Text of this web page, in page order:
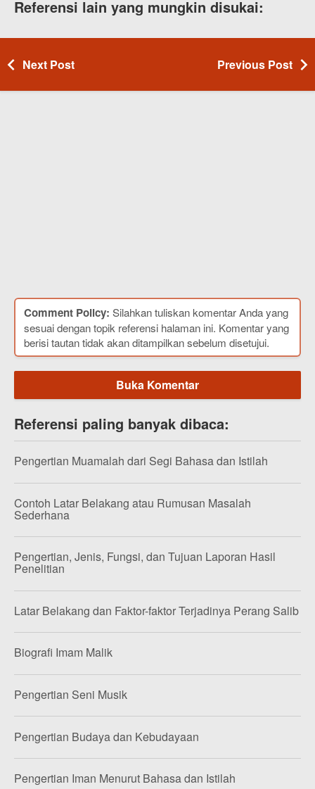
Referensi lain yang mungkin disukai:
Next Post Previous Post
Comment Policy: Silahkan tuliskan komentar Anda yang
sesuai dengan topik referensi halaman ini. Komentar yang
berisi tautan tidak akan ditampilkan sebelum disetujui.
Buka Komentar
Referensi paling banyak dibaca:
Pengertian Muamalah dari Segi Bahasa dan Istilah
Contoh Latar Belakang atau Rumusan Masalah
Sederhana
Pengertian, Jenis, Fungsi, dan Tujuan Laporan Hasil
Penelitian
Latar Belakang dan Faktor-faktor Terjadinya Perang Salib
Biografi Imam Malik
Pengertian Seni Musik
Pengertian Budaya dan Kebudayaan
Pengertian Iman Menurut Bahasa dan Istilah